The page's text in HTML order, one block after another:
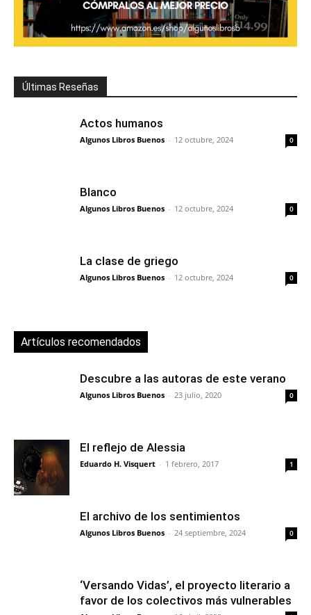
Últimas Reseñas
Actos humanos
Algunos Libros Buenos - 12 octubre, 2024 0
Blanco
Algunos Libros Buenos - 12 octubre, 2024 0
La clase de griego
Algunos Libros Buenos - 12 octubre, 2024 0
Artículos recomendados
Descubre a las autoras de este verano
Algunos Libros Buenos - 23 julio, 2020 0
El reflejo de Alessia
Eduardo H. Visquert - 1 febrero, 2017 1
El archivo de los sentimientos
Algunos Libros Buenos - 24 septiembre, 2024 0
‘Versando Vidas’, el proyecto literario a
favor de los colectivos más vulnerables